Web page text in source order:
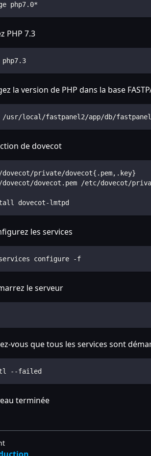
php7.0*
PHP 7.3
php7.3
la version de PHP dans la base
usr/local/fastpanel2/app/db/
de dovecot
private/dovecot{.pem,.key}
dovecot.pem /etc/dovecot/
dovecot-lmtpd
les services
services configure -f
le serveur
vous que tous les services sont
--failed
terminée